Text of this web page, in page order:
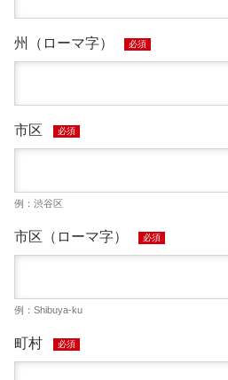
州（ローマ字） 必須
市区 必須
例：渋谷区
市区（ローマ字） 必須
例：Shibuya-ku
町村 必須